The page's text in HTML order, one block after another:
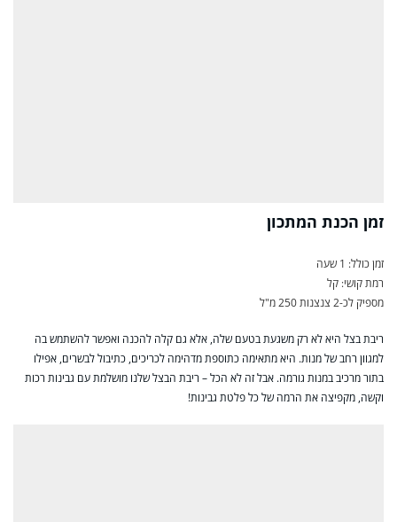
זמן הכנת המתכון
זמן כולל: 1 שעה
רמת קושי: קל
מספיק לכ-2 צנצנות 250 מ"ל
ריבת בצל היא לא רק משגעת בטעם שלה, אלא גם קלה להכנה ואפשר להשתמש בה
למגוון רחב של מנות. היא מתאימה כתוספת מדהימה לכריכים, כתיבול לבשרים, אפילו
בתור מרכיב במנות גורמה. אבל זה לא הכל – ריבת הבצל שלנו מושלמת עם גבינות רכות
וקשה, מקפיצה את הרמה של כל פלטת גבינות!